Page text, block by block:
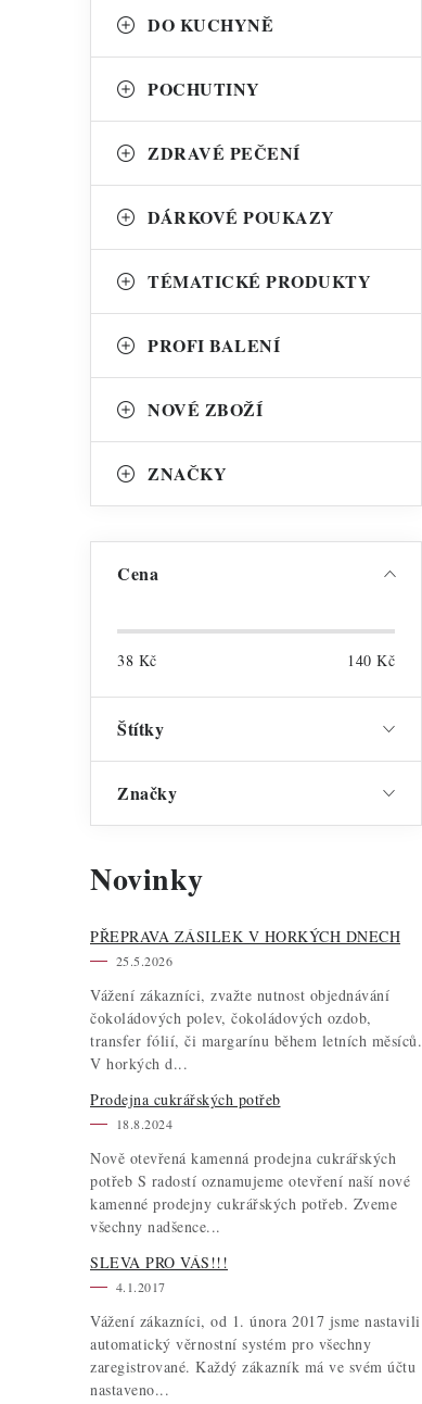
DO KUCHYNĚ
POCHUTINY
ZDRAVÉ PEČENÍ
DÁRKOVÉ POUKAZY
TÉMATICKÉ PRODUKTY
PROFI BALENÍ
NOVÉ ZBOŽÍ
ZNAČKY
Cena
38 Kč 140 Kč
Štítky
Značky
Novinky
PŘEPRAVA ZÁSILEK V HORKÝCH DNECH
25.5.2026
Vážení zákazníci, zvažte nutnost objednávání
čokoládových polev, čokoládových ozdob,
transfer fólií, či margarínu během letních měsíců.
V horkých d...
Prodejna cukrářských potřeb
18.8.2024
Nově otevřená kamenná prodejna cukrářských
potřeb S radostí oznamujeme otevření naší nové
kamenné prodejny cukrářských potřeb. Zveme
všechny nadšence...
SLEVA PRO VÁS!!!
4.1.2017
Vážení zákazníci, od 1. února 2017 jsme nastavili
automatický věrnostní systém pro všechny
zaregistrované. Každý zákazník má ve svém účtu
nastaveno...